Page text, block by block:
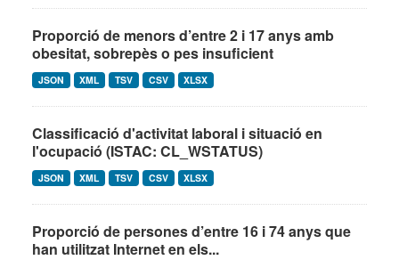
Proporció de menors d’entre 2 i 17 anys amb
obesitat, sobrepès o pes insuficient
JSON XML TSV CSV XLSX
Classificació d'activitat laboral i situació en
l'ocupació (ISTAC: CL_WSTATUS)
JSON XML TSV CSV XLSX
Proporció de persones d’entre 16 i 74 anys que
han utilitzat Internet en els...